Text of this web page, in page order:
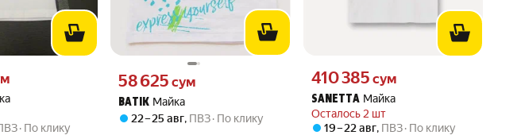
По клику
BATIK Майка
Цена 58625 сум вместо
58 625 сум
22 – 25 авг, ПВЗ По клику
SANETTA Майка
Осталось 2 шт
Цена 410385 сум вместо
410 385 сум
19 – 22 авг, ПВЗ По клику